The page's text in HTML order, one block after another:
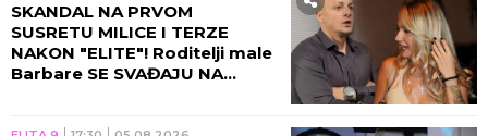
SKANDAL NA PRVOM
SUSRETU MILICE I TERZE
NAKON "ELITE"! Roditelji male
Barbare SE SVAĐAJU NA